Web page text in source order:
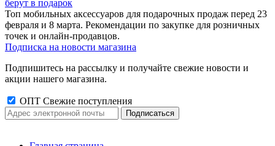
берут в подарок
Топ мобильных аксессуаров для подарочных продаж перед 23
февраля и 8 марта. Рекомендации по закупке для розничных
точек и онлайн-продавцов.
Подписка на новости магазина
Подпишитесь на рассылку и получайте свежие новости и
акции нашего магазина.
ОПТ Свежие поступления